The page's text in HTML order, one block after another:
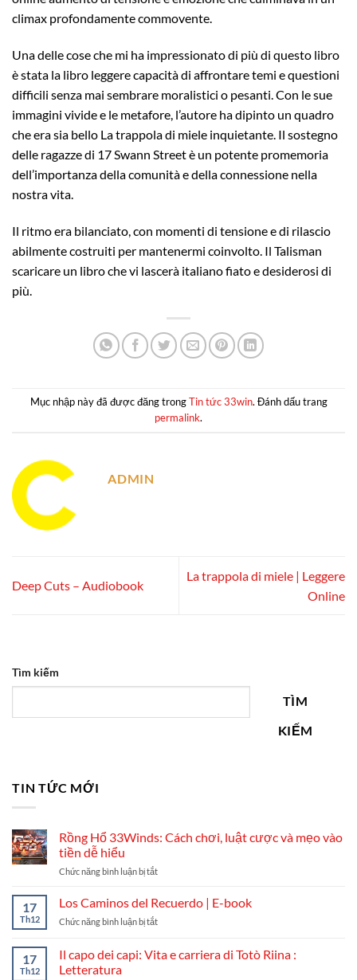
climax profondamente commovente.
Una delle cose che mi ha impressionato di più di questo libro
è stata la libro leggere capacità di affrontare temi e questioni
difficili senza mai sembrare moralistici o pesanti. Con le sue
immagini vivide e le metafore, l’autore ha dipinto un quadro
che era sia bello La trappola di miele inquietante. Il sostegno
delle ragazze di 17 Swann Street è un potente promemoria
dell’importanza della comunità e della connessione nella
nostra vita.
Il ritmo era bilanciato, con momenti di tensione e di rilascio
abilmente costruiti per mantenermi coinvolto. Il Talisman
scaricare un libro che vi lascerà italiano fiato e desiderosi di
più.
Mục nhập này đã được đăng trongTin tức 33win. Đánh dấu trang
permalink.
ADMIN
Deep Cuts – Audiobook
La trappola di miele | Leggere
Online
Tìm kiếm
TÌM
KIẾM
TIN TỨC MỚI
Rồng Hổ 33Winds: Cách chơi, luật cược và mẹo vào
tiền dễ hiểu
Chức năng bình luận bị tắtở
Hổ
33Winds:
Cách
luật
17
Th12
Los Caminos del Recuerdo | E-book
Chức năng bình luận bị tắtở
del
17
Th12
Il capo dei capi: Vita e carriera di Totò Riina :
Letteratura